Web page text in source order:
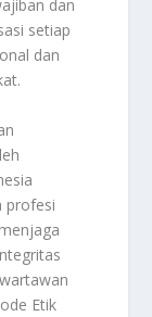
dan
setiap
dan
profesi
Etik